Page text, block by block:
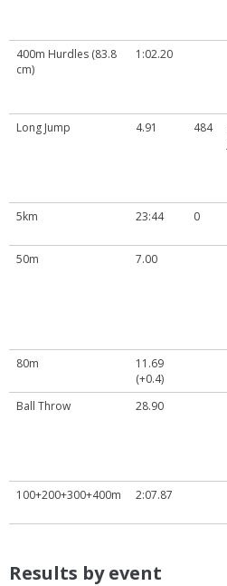
400m Hurdles (83.8
cm)
1:02.20
Long Jump
4.91 484
5km
23:44 0
50m
7.00
80m
11.69
(+0.4)
Ball Throw
28.90
100+200+300+400m
2:07.87
Results by event